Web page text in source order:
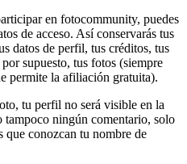
en fotocommunity, puedes
de acceso. Así conservarás tus
datos de perfil, tus créditos, tus
supuesto, tus fotos (siempre
permite la afiliación gratuita).
tu perfil no será visible en la
tampoco ningún comentario, solo
que conozcan tu nombre de